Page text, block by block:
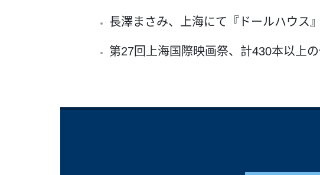
長澤まさみ、上海にて『ドールハウ
第27回上海国際映画祭、計430本以上